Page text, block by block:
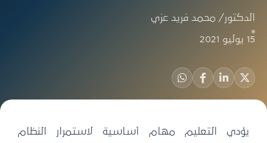
الدكتور/ محمد فريد عزي
15 يوليو 2021
يؤدي التعليم مهام أساسية لاستمرار النظام